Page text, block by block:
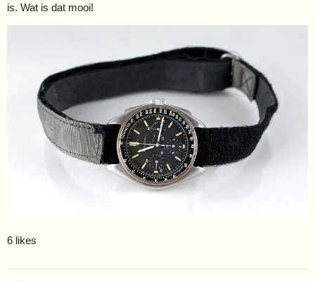
is. Wat is dat mooi!
6 likes